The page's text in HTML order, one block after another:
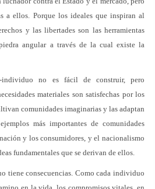
a ellos. Porque los ideales que inspiran al
y las libertades son las herramientas
angular a través de la cual existe la
individuo no es fácil de construir, pero
materiales son satisfechas por los
comunidades imaginarias y las adaptan
más importantes de comunidades
y los consumidores, y el nacionalismo
fundamentales que se derivan de ellos.
tiene consecuencias. Como cada individuo